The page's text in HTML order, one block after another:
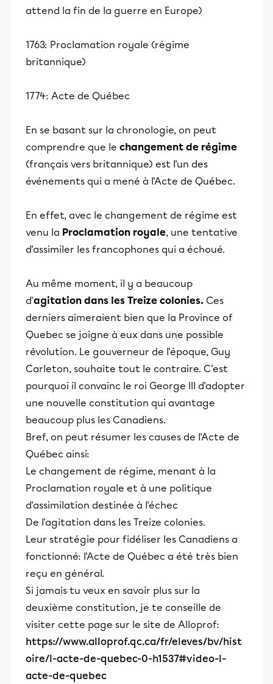
attend la fin de la guerre en Europe)
1763: Proclamation royale (régime
britannique)
1774: Acte de Québec
En se basant sur la chronologie, on peut
comprendre que le changement de régime
(français vers britannique) est l'un des
événements qui a mené à l'Acte de Québec.
En effet, avec le changement de régime est
venu la Proclamation royale, une tentative
d'assimiler les francophones qui a échoué.
Au même moment, il y a beaucoup
d'agitation dans les Treize colonies. Ces
derniers aimeraient bien que la Province of
Quebec se joigne à eux dans une possible
révolution. Le gouverneur de l'époque, Guy
Carleton, souhaite tout le contraire. C'est
pourquoi il convainc le roi George III d'adopter
une nouvelle constitution qui avantage
beaucoup plus les Canadiens.
Bref, on peut résumer les causes de l'Acte de
Québec ainsi:
Le changement de régime, menant à la
Proclamation royale et à une politique
d'assimilation destinée à l'échec
De l'agitation dans les Treize colonies.
Leur stratégie pour fidéliser les Canadiens a
fonctionné: l'Acte de Québec a été très bien
reçu en général.
Si jamais tu veux en savoir plus sur la
deuxième constitution, je te conseille de
visiter cette page sur le site de Alloprof:
https://www.alloprof.qc.ca/fr/eleves/bv/hist
oire/l-acte-de-quebec-0-h1537#video-l-
acte-de-quebec